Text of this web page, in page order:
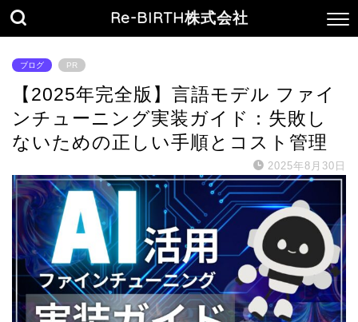
Re-BIRTH株式会社
ブログ PR
【2025年完全版】言語モデル ファイ
ンチューニング実装ガイド：失敗し
ないための正しい手順とコスト管理
2025年8月30日